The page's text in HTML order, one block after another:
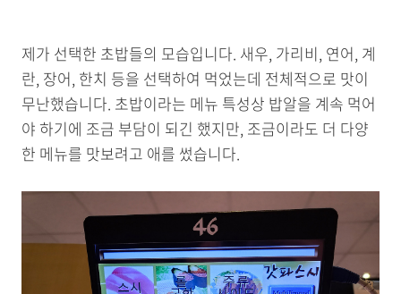
제가 선택한 초밥들의 모습입니다. 새우, 가리비, 연어, 계
란, 장어, 한치 등을 선택하여 먹었는데 전체적으로 맛이
무난했습니다. 초밥이라는 메뉴 특성상 밥알을 계속 먹어
야 하기에 조금 부담이 되긴 했지만, 조금이라도 더 다양
한 메뉴를 맛보려고 애를 썼습니다.